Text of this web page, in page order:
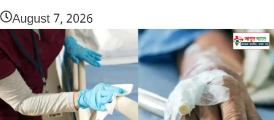
August 7, 2026